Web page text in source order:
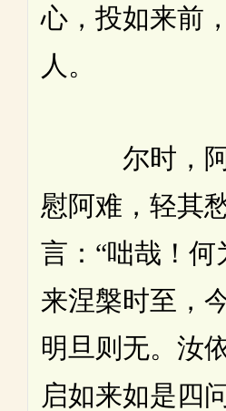
心，投如来前
人。
尔时，阿
慰阿难，轻其
言：“咄哉！何
来涅槃时至，
明旦则无。汝
启如来如是四